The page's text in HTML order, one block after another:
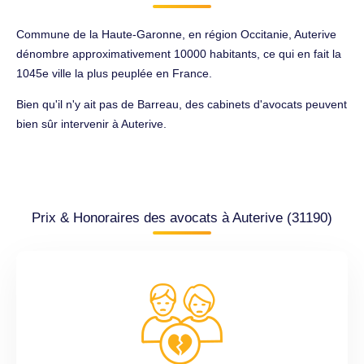
Commune de la Haute-Garonne, en région Occitanie, Auterive
dénombre approximativement 10000 habitants, ce qui en fait la
1045e ville la plus peuplée en France.
Bien qu'il n'y ait pas de Barreau, des cabinets d'avocats peuvent
bien sûr intervenir à Auterive.
Prix & Honoraires des avocats à Auterive (31190)